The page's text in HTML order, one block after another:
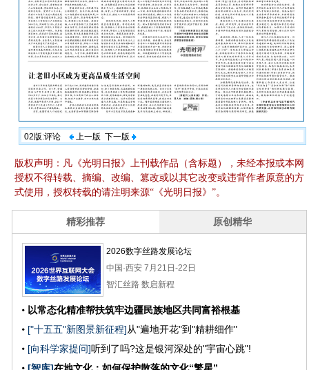
02版:评论 上一版 下一版
版权声明：凡《光明日报》上刊载作品（含标题），未经本报或本网
授权不得转载、摘编、改编、篡改或以其它改变或违背作者原意的方
式使用，授权转载的请注明来源“《光明日报》”。